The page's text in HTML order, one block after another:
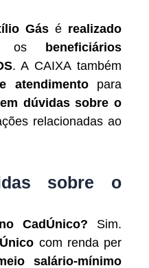
Gásé realizado
os
beneficiários
. A CAIXA também
atendimentopara
dúvidas sobre o
relacionadas ao
sobre o
CadÚnico? Sim.
com renda per
salário-mínimo